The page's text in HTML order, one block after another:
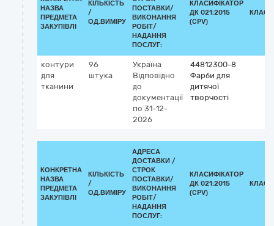
НАЗВА
ПРЕДМЕТА
ЗАКУПІВЛІ
КІЛЬКІСТЬ
/
ОД.ВИМІРУ
ПОСТАВКИ/
ВИКОНАННЯ
РОБІТ/
НАДАННЯ
ПОСЛУГ:
КЛАСИФІКАТОР
ДК 021:2015
(CPV)
контури
для
тканини
96
штука
Україна
Відповідно
до
документації
по 31-12-
2026
44812300-8
Фарби для
дитячої
творчості
КОНКРЕТНА
НАЗВА
ПРЕДМЕТА
ЗАКУПІВЛІ
КІЛЬКІСТЬ
/
ОД.ВИМІРУ
АДРЕСА
ДОСТАВКИ /
СТРОК
ПОСТАВКИ/
ВИКОНАННЯ
РОБІТ/
НАДАННЯ
ПОСЛУГ:
КЛАСИФІКАТОР
ДК 021:2015
(CPV)